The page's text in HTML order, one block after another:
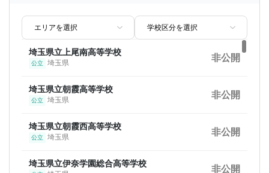
千葉大学
国立 千葉県
お茶の水女子大学
国立 東京都
非公開
中央大学
私立 東京都
非公開
立教大学
私立 東京都
非公開
立命館大学
埼玉県立上尾南高等学校
公立 埼玉県
非公開
埼玉県立朝霞高等学校
公立 埼玉県
非公開
埼玉県立朝霞西高等学校
公立 埼玉県
非公開
埼玉県立伊奈学園総合高等学校
非公開